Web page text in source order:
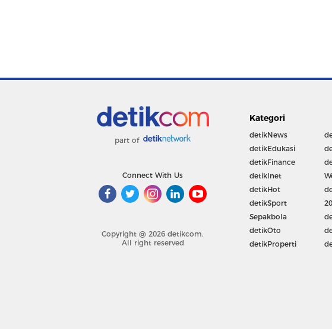
part of
Connect With Us
Copyright @ 2026 detikcom.
All right reserved
Kategori
detikNews
detikEdukasi
detikFinance
detikInet
detikHot
detikSport
Sepakbola
detikOto
detikProperti